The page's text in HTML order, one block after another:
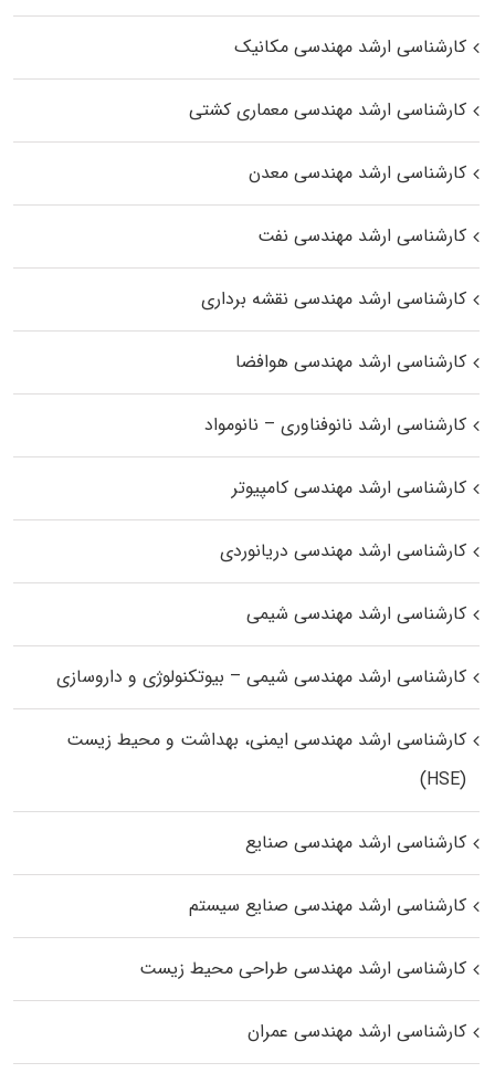
کارشناسی ارشد مهندسی مکانیک
کارشناسی ارشد مهندسی معماری کشتی
کارشناسی ارشد مهندسی معدن
کارشناسی ارشد مهندسی نفت
کارشناسی ارشد مهندسی نقشه برداری
کارشناسی ارشد مهندسی هوافضا
کارشناسی ارشد نانوفناوری – نانومواد
کارشناسی ارشد مهندسی کامپیوتر
کارشناسی ارشد مهندسی دریانوردی
کارشناسی ارشد مهندسی شیمی
کارشناسی ارشد مهندسی شیمی – بیوتکنولوژی و داروسازی
کارشناسی ارشد مهندسی ایمنی، بهداشت و محیط زیست
(HSE)
کارشناسی ارشد مهندسی صنایع
کارشناسی ارشد مهندسی صنایع سیستم
کارشناسی ارشد مهندسی طراحی محیط زیست
کارشناسی ارشد مهندسی عمران